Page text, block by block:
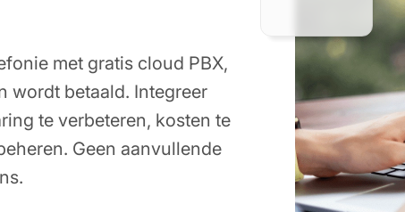
met gratis cloud PBX,
wordt betaald. Integreer
te verbeteren, kosten te
Geen aanvullende